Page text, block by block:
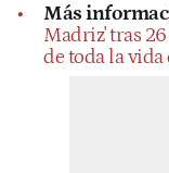
Más
Madriz' tras
de toda la vida